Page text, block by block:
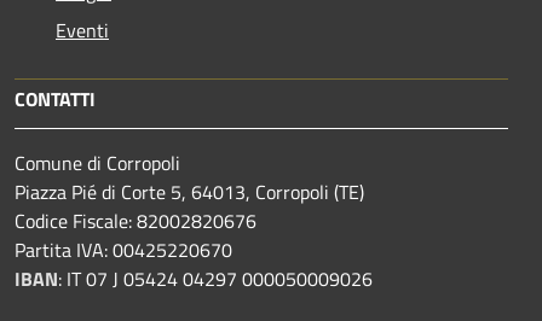
Eventi
CONTATTI
Comune di Corropoli
Piazza Pié di Corte 5, 64013, Corropoli (TE)
Codice Fiscale: 82002820676
Partita IVA: 00425220670
IBAN: IT 07 J 05424 04297 000050009026